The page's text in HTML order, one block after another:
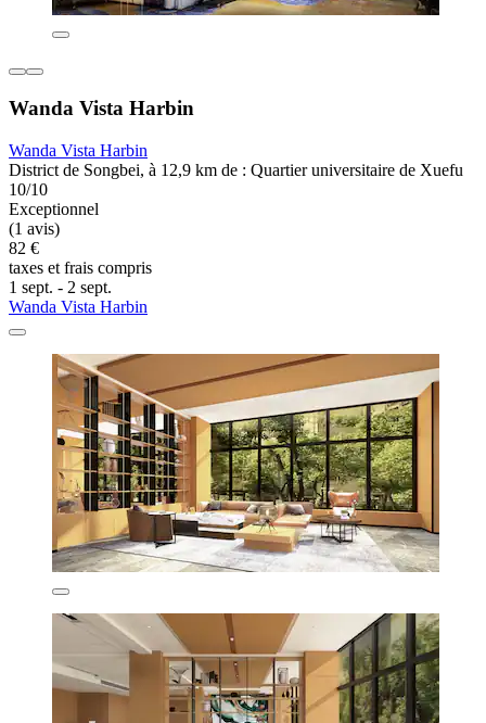
Wanda Vista Harbin
Wanda Vista Harbin
District de Songbei, à 12,9 km de : Quartier universitaire de Xuefu
10/10
Exceptionnel
(1 avis)
82 €
taxes et frais compris
1 sept. - 2 sept.
Wanda Vista Harbin